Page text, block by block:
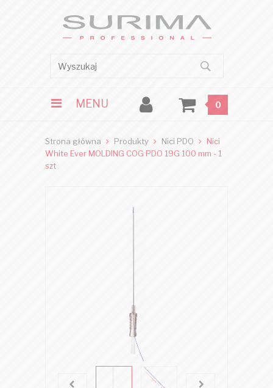
MENU 0
Strona główna Produkty Nici PDO
Nici
White Ever MOLDING COG PDO 19G 100 mm - 1
szt